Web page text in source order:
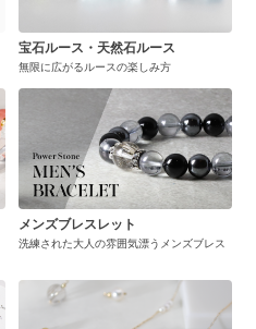
宝石ルース・天然石ルース
無限に広がるルースの楽しみ方
メンズブレスレット
洗練された大人の雰囲気漂うメンズブレス